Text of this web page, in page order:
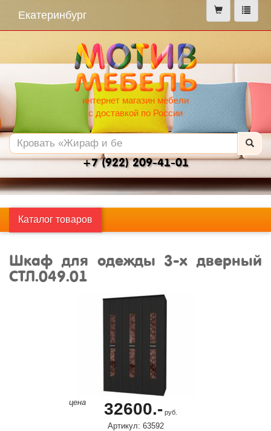
меню
Екатеринбург
интернет магазин мебели
с доставкой по России
+7 (922) 209-41-01
Каталог товаров
Шкаф для одежды 3-х дверный
СТЛ.049.01
цена 32600.-руб.
Артикул: 63592